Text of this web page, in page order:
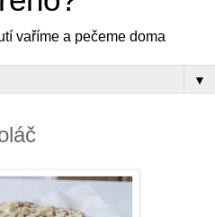
vaříme a pečeme doma
▼